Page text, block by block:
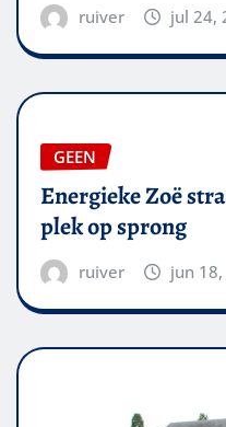
ruiver jul 24,
GEEN
Energieke Zoë
plek op sprong
ruiver jun